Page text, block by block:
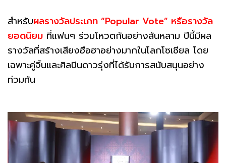
สำหรับผลรางวัลประเภท “Popular Vote” หรือรางวัล
ยอดนิยม ที่แฟนๆ ร่วมโหวตกันอย่างล้นหลาม ปีนี้มีผล
รางวัลที่สร้างเสียงฮือฮาอย่างมากในโลกโซเชียล โดย
เฉพาะคู่จิ้นและศิลปินดาวรุ่งที่ได้รับการสนับสนุนอย่าง
ท่วมท้น